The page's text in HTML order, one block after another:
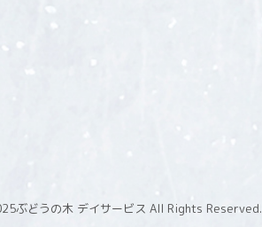
ぶどうの木 デイサービス All Rights Reserved.